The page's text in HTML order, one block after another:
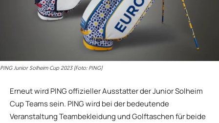
PING Junior Solheim Cup 2023 (Foto: PING)
Erneut wird PING offizieller Ausstatter der Junior Solheim
Cup Teams sein. PING wird bei der bedeutende
Veranstaltung Teambekleidung und Golftaschen für beide